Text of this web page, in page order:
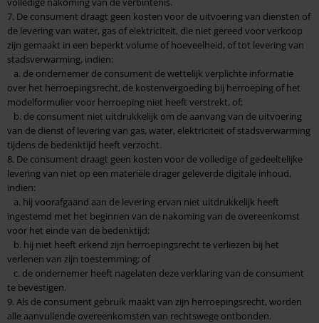
7. De consument draagt geen kosten voor de uitvoering van diensten of
de levering van water, gas of elektriciteit, die niet gereed voor verkoop
zijn gemaakt in een beperkt volume of hoeveelheid, of tot levering van
stadsverwarming, indien:
a. de ondernemer de consument de wettelijk verplichte informatie
over het herroepingsrecht, de kostenvergoeding bij herroeping of het
modelformulier voor herroeping niet heeft verstrekt, of;
b. de consument niet uitdrukkelijk om de aanvang van de uitvoering
van de dienst of levering van gas, water, elektriciteit of stadsverwarming
tijdens de bedenktijd heeft verzocht.
8. De consument draagt geen kosten voor de volledige of gedeeltelijke
levering van niet op een materiële drager geleverde digitale inhoud,
indien:
a. hij voorafgaand aan de levering ervan niet uitdrukkelijk heeft
ingestemd met het beginnen van de nakoming van de overeenkomst
voor het einde van de bedenktijd;
b. hij niet heeft erkend zijn herroepingsrecht te verliezen bij het
verlenen van zijn toestemming; of
c. de ondernemer heeft nagelaten deze verklaring van de consument
te bevestigen.
9. Als de consument gebruik maakt van zijn herroepingsrecht, worden
alle aanvullende overeenkomsten van rechtswege ontbonden.